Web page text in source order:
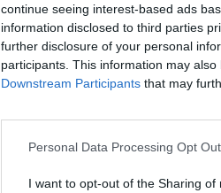
continue seeing interest-based ads
information disclosed to third parties
further disclosure of your personal
participants. This information may
Downstream Participants that may
Personal Data Processing Opt
I want to opt-out of the Sharing of